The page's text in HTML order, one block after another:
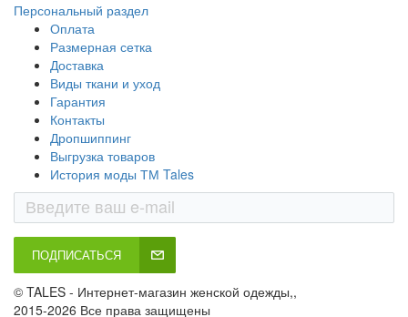
Персональный раздел
Оплата
Размерная сетка
Доставка
Виды ткани и уход
Гарантия
Контакты
Дропшиппинг
Выгрузка товаров
История моды ТМ Tales
ПОДПИСАТЬСЯ
© TALES - Интернет-магазин женской одежды,,
2015-2026 Все права защищены